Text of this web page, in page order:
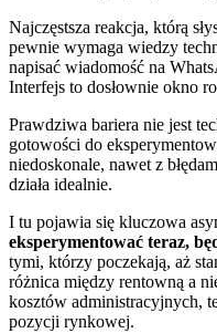
Najczęstsza reakcja, którą
pewnie wymaga wiedzy
napisać wiadomość na
Interfejs to dosłownie okno
Prawdziwa bariera nie jest
gotowości do
niedoskonale, nawet z
działa idealnie.
I tu pojawia się kluczowa
eksperymentować teraz,
tymi, którzy poczekają, aż
różnica między rentowną a
kosztów administracyjnych,
pozycji rynkowej.